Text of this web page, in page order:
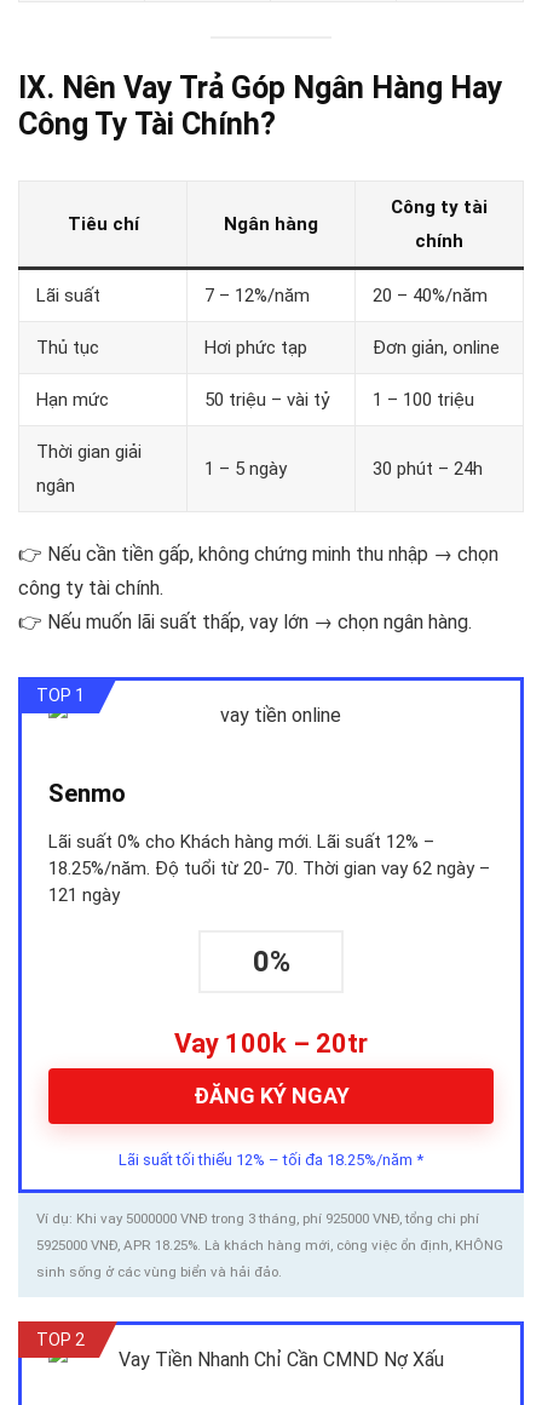
IX. Nên Vay Trả Góp Ngân Hàng Hay
Công Ty Tài Chính?
Tiêu chí Ngân hàng
Công ty tài
chính
Lãi suất 7 – 12%/năm 20 – 40%/năm
Thủ tục Hơi phức tạp Đơn giản, online
Hạn mức 50 triệu – vài tỷ 1 – 100 triệu
Thời gian giải
ngân
1 – 5 ngày 30 phút – 24h
👉 Nếu cần tiền gấp, không chứng minh thu nhập → chọn
công ty tài chính.
👉 Nếu muốn lãi suất thấp, vay lớn → chọn ngân hàng.
TOP 1
Senmo
Lãi suất 0% cho Khách hàng mới. Lãi suất 12% –
18.25%/năm. Độ tuổi từ 20- 70. Thời gian vay 62 ngày –
121 ngày
0%
Vay 100k – 20tr
ĐĂNG KÝ NGAY
Lãi suất tối thiểu 12% – tối đa 18.25%/năm *
Ví dụ: Khi vay 5000000 VNĐ trong 3 tháng, phí 925000 VNĐ, tổng chi phí
5925000 VNĐ, APR 18.25%. Là khách hàng mới, công việc ổn định, KHÔNG
sinh sống ở các vùng biển và hải đảo.
TOP 2